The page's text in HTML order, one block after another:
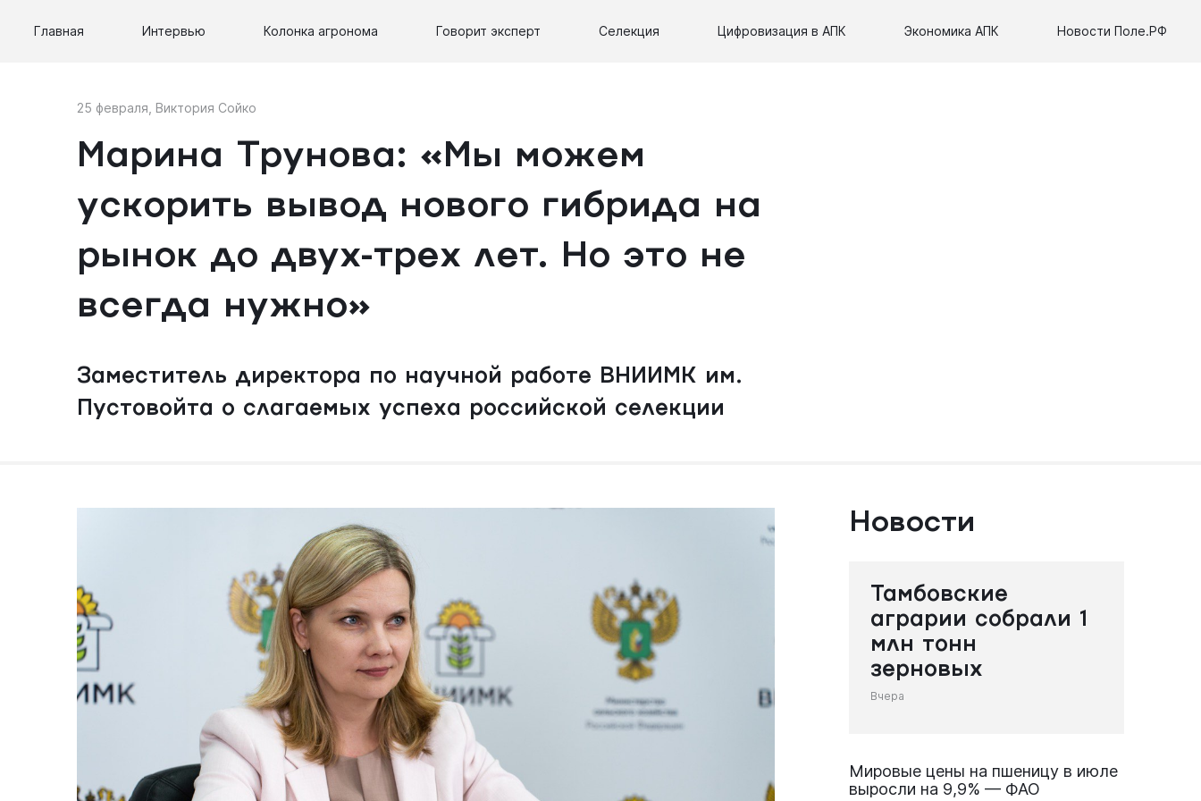
Главная Интервью Колонка агронома Говорит эксперт Селекция Цифровизация в АПК Экономика АПК Новости Поле.РФ
25 февраля Виктория Сойко
Марина Трунова: «Мы можем
ускорить вывод нового гибрида на
рынок до двух-трех лет. Но это не
всегда нужно»
Заместитель директора по научной работе ВНИИМК им.
Пустовойта о слагаемых успеха российской селекции
Новости
Тамбовские
аграрии собрали 1
млн тонн
зерновых
Вчера
Мировые цены на пшеницу в июле
выросли на 9,9% — ФАО